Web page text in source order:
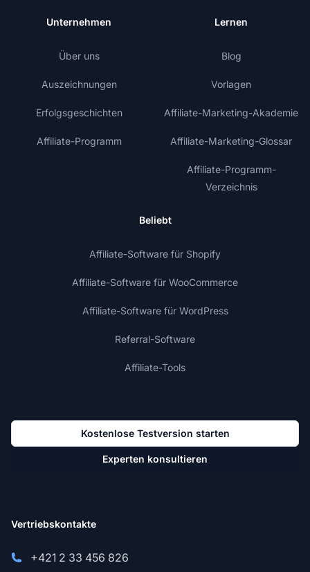
Unternehmen
Über uns
Auszeichnungen
Erfolgsgeschichten
Affiliate-Programm
Lernen
Blog
Vorlagen
Affiliate-Marketing-Akademie
Affiliate-Marketing-Glossar
Affiliate-Programm-
Verzeichnis
Beliebt
Affiliate-Software für Shopify
Affiliate-Software für WooCommerce
Affiliate-Software für WordPress
Referral-Software
Affiliate-Tools
Kostenlose Testversion starten
Experten konsultieren
Vertriebskontakte
+421 2 33 456 826